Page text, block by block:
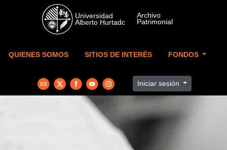
Skip to main content
QUIENES SOMOS SITIOS DE INTERÉS FONDOS
Iniciar sesión